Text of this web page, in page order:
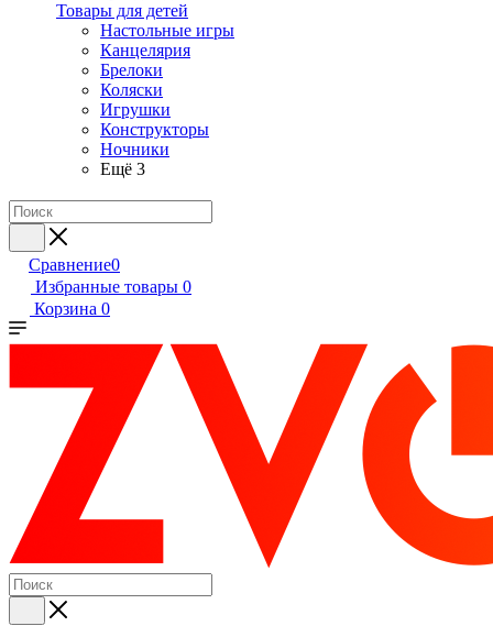
Товары для детей
Настольные игры
Канцелярия
Брелоки
Коляски
Игрушки
Конструкторы
Ночники
Ещё 3
Сравнение0
Избранные товары 0
Корзина 0